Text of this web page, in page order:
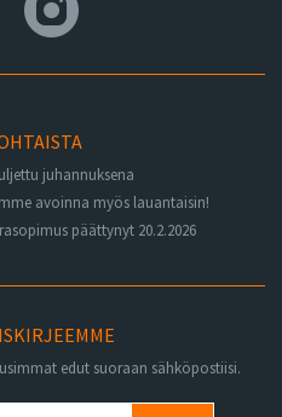
juhannuksena
avoinna myös lauantaisin!
päättynyt 20.2.2026
edut suoraan sähköpostiisi.